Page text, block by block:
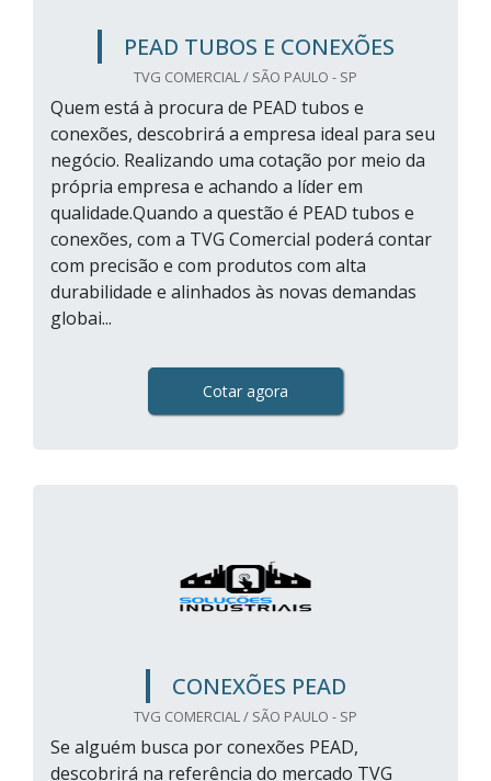
PEAD TUBOS E CONEXÕES
TVG COMERCIAL / SÃO PAULO - SP
Quem está à procura de PEAD tubos e
conexões, descobrirá a empresa ideal para seu
negócio. Realizando uma cotação por meio da
própria empresa e achando a líder em
qualidade.Quando a questão é PEAD tubos e
conexões, com a TVG Comercial poderá contar
com precisão e com produtos com alta
durabilidade e alinhados às novas demandas
globai...
Cotar agora
CONEXÕES PEAD
TVG COMERCIAL / SÃO PAULO - SP
Se alguém busca por conexões PEAD,
descobrirá na referência do mercado TVG